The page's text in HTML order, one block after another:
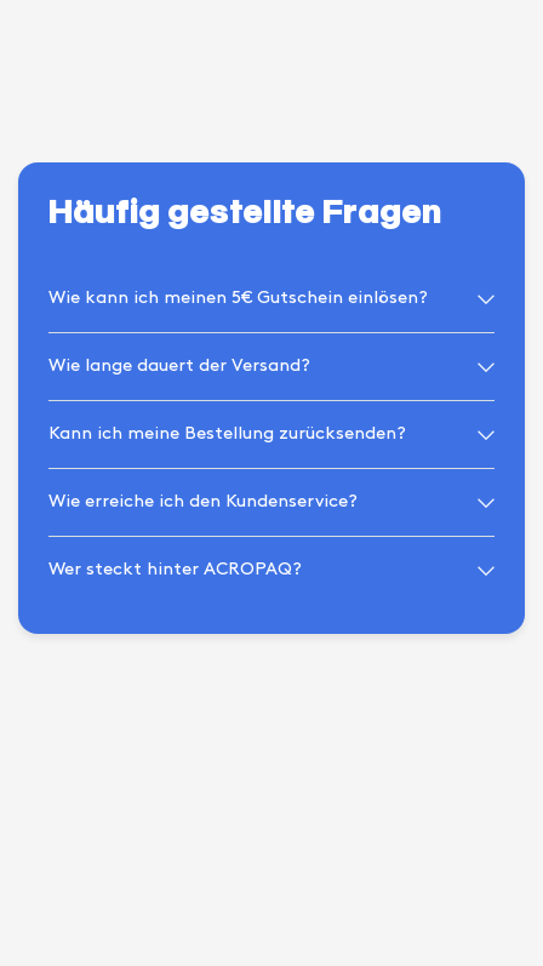
Häufig gestellte Fragen
Wie kann ich meinen 5€ Gutschein einlösen?
Wie lange dauert der Versand?
Kann ich meine Bestellung zurücksenden?
Wie erreiche ich den Kundenservice?
Wer steckt hinter ACROPAQ?